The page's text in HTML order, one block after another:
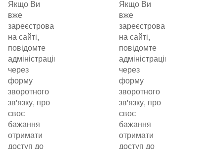
Якщо Ви
вже
зареєстровані
на сайті,
повідомте
адміністрацію
через
форму
зворотного
зв'язку, про
своє
бажання
отримати
доступ до
Якщо Ви
вже
зареєстровані
на сайті,
повідомте
адміністрацію
через
форму
зворотного
зв'язку, про
своє
бажання
отримати
доступ до